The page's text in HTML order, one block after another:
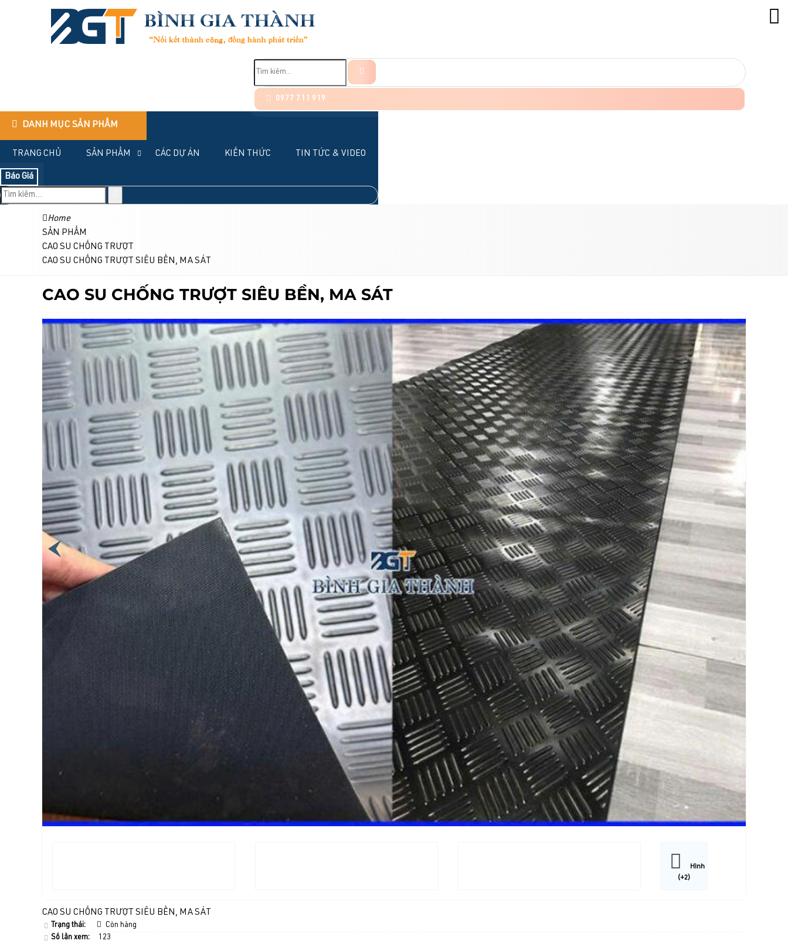
0977 711 919
DANH MỤC SẢN PHẨM
TRANG CHỦ SẢN PHẨM CÁC DỰ ÁN KIẾN THỨC TIN TỨC & VIDEO
Báo Giá
Home
SẢN PHẨM
CAO SU CHỐNG TRƯỢT
CAO SU CHỐNG TRƯỢT SIÊU BỀN, MA SÁT
CAO SU CHỐNG TRƯỢT SIÊU BỀN, MA SÁT
Hình
(+2)
CAO SU CHỐNG TRƯỢT SIÊU BỀN, MA SÁT
Trạng thái:
Còn hàng
Số lần xem:
123